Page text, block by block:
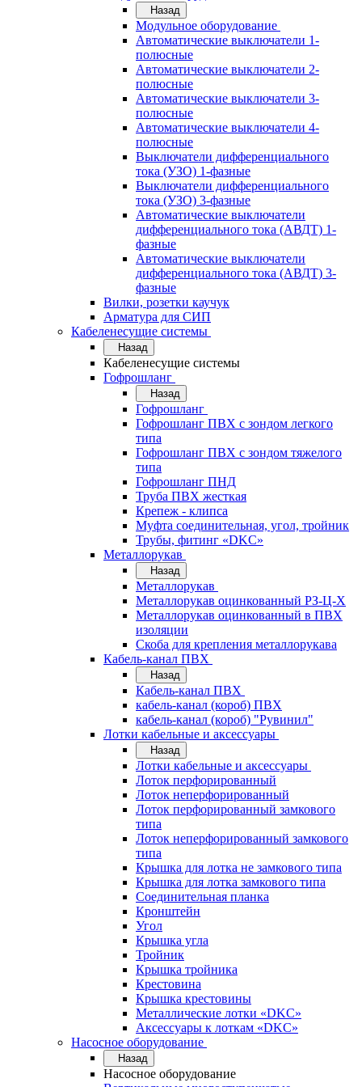
Назад
Модульное оборудование
Автоматические выключатели 1-
полюсные
Автоматические выключатели 2-
полюсные
Автоматические выключатели 3-
полюсные
Автоматические выключатели 4-
полюсные
Выключатели дифференциального
тока (УЗО) 1-фазные
Выключатели дифференциального
тока (УЗО) 3-фазные
Автоматические выключатели
дифференциального тока (АВДТ) 1-
фазные
Автоматические выключатели
дифференциального тока (АВДТ) 3-
фазные
Вилки, розетки каучук
Арматура для СИП
Кабеленесущие системы
Назад
Кабеленесущие системы
Гофрошланг
Назад
Гофрошланг
Гофрошланг ПВХ с зондом легкого
типа
Гофрошланг ПВХ с зондом тяжелого
типа
Гофрошланг ПНД
Труба ПВХ жесткая
Крепеж - клипса
Муфта соединительная, угол, тройник
Трубы, фитинг «DKC»
Металлорукав
Назад
Металлорукав
Металлорукав оцинкованный РЗ-Ц-Х
Металлорукав оцинкованный в ПВХ
изоляции
Скоба для крепления металлорукава
Кабель-канал ПВХ
Назад
Кабель-канал ПВХ
кабель-канал (короб) ПВХ
кабель-канал (короб) "Рувинил"
Лотки кабельные и аксессуары
Назад
Лотки кабельные и аксессуары
Лоток перфорированный
Лоток неперфорированный
Лоток перфорированный замкового
типа
Лоток неперфорированный замкового
типа
Крышка для лотка не замкового типа
Крышка для лотка замкового типа
Соединительная планка
Кронштейн
Угол
Крышка угла
Тройник
Крышка тройника
Крестовина
Крышка крестовины
Металлические лотки «DKC»
Аксессуары к лоткам «DKC»
Насосное оборудование
Назад
Насосное оборудование